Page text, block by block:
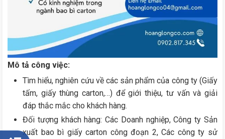
Mô tả công việc:
Tìm hiểu, nghiên cứu về các sản phẩm của công ty (Giấy
tấm, giấy thùng carton,…) để giới thiệu, tư vấn và giải
đáp thắc mắc cho khách hàng.
Đối tượng khách hàng: Các Doanh nghiệp, Công ty Sản
xuất bao bì giấy carton công đoạn 2, Các công ty sử